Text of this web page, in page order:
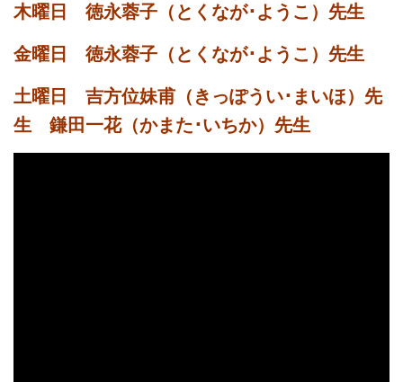
木曜日 徳永蓉子（とくなが･ようこ）先生
金曜日 徳永蓉子（とくなが･ようこ）先生
土曜日 吉方位妹甫（きっぽうい･まいほ）先
生 鎌田一花（かまた･いちか）先生